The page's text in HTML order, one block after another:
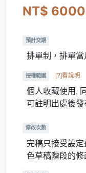
NT$
預計交期
排單制，排單當
授權範圍 [?]看說明
個人收藏使用,
可註明出處後發
修改次數
完稿只接受設
色草稿階段的